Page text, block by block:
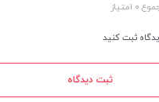
امتیاز
ثبت کنید
ثبت دیدگاه